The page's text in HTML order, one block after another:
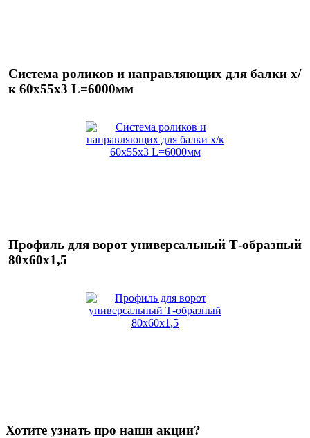
Система роликов и направляющих для балки х/
к 60х55х3 L=6000мм
Профиль для ворот универсальный Т-образный
80х60х1,5
Хотите узнать про наши акции?